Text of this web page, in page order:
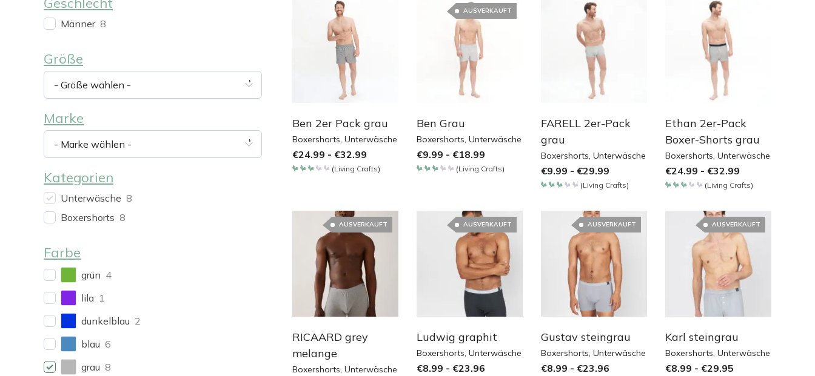
Ben 2er Pack grau
Boxershorts, Unterwäsche
€24.99 - €32.99
(Living Crafts)
AUSVERKAUFT
Ben Grau
Boxershorts, Unterwäsche
€9.99 - €18.99
(Living Crafts)
FARELL 2er-Pack
grau
Boxershorts, Unterwäsche
€9.99 - €29.99
(Living Crafts)
Ethan 2er-Pack
Boxer-Shorts grau
Boxershorts, Unterwäsche
€24.99 - €32.99
(Living Crafts)
AUSVERKAUFT
RICAARD grey
melange
Boxershorts, Unterwäsche
AUSVERKAUFT
Ludwig graphit
Boxershorts, Unterwäsche
€8.99 - €23.96
AUSVERKAUFT
Gustav steingrau
Boxershorts, Unterwäsche
€8.99 - €23.96
AUSVERKAUFT
Karl steingrau
Boxershorts, Unterwäsche
€8.99 - €29.95
Männer 8
Größe
- Größe wählen -
Marke
- Marke wählen -
Kategorien
Unterwäsche 8
Boxershorts 8
Farbe
grün 4
lila 1
dunkelblau 2
blau 6
grau 8